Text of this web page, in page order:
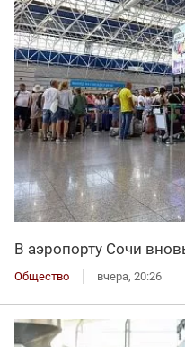
В аэропорту Сочи
Общество вчера, 20:26